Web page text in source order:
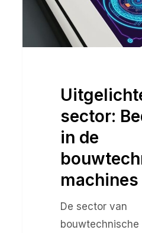
machines
sector:
in de
machines
De sector van
bouwtechnische